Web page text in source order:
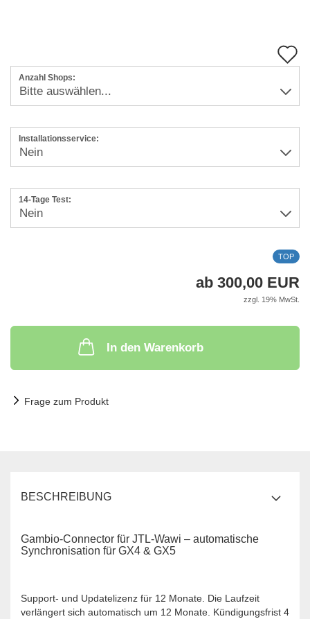
Anzahl Shops:
Installationsservice:
14-Tage Test:
TOP
ab 300,00 EUR
zzgl. 19% MwSt.
In den Warenkorb
Frage zum Produkt
BESCHREIBUNG
Gambio-Connector für JTL-Wawi – automatische
Synchronisation für GX4 & GX5
Support- und Updatelizenz für 12 Monate. Die Laufzeit
verlängert sich automatisch um 12 Monate. Kündigungsfrist 4